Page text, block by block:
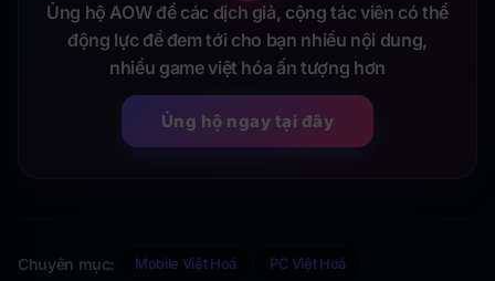
Ủng hộ AOW để các dịch giả, cộng tác viên có thể
động lực để đem tới cho bạn nhiều nội dung,
nhiều game việt hóa ấn tượng hơn
Ủng hộ ngay tại đây
Chuyên mục: Mobile Việt Hoá PC Việt Hoá